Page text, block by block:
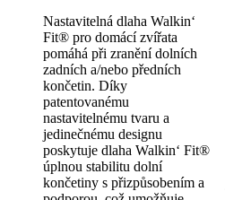
Nastavitelná dlaha Walkin‘
Fit® pro domácí zvířata
pomáhá při zranění dolních
zadních a/nebo předních
končetin. Díky
patentovanému
nastavitelnému tvaru a
jedinečnému designu
poskytuje dlaha Walkin‘ Fit®
úplnou stabilitu dolní
končetiny s přizpůsobením a